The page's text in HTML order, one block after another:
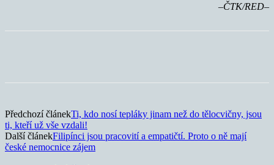
–ČTK/RED–
Předchozí článekTi, kdo nosí tepláky jinam než do tělocvičny, jsou
ti, kteří už vše vzdali!
Další článekFilipínci jsou pracovití a empatičtí. Proto o ně mají
české nemocnice zájem